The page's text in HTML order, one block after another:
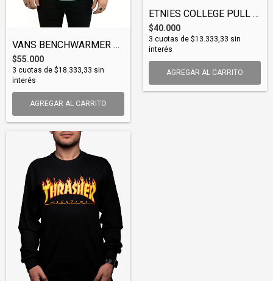
VANS BENCHWARMER LS TEE (TSHVAN117)
$55.000
3 cuotas de $18.333,33 sin
interés
AGREGAR AL CARRITO
ETNIES COLLEGE PULL TEE (TSHETN011)
$40.000
3 cuotas de $13.333,33 sin
interés
AGREGAR AL CARRITO